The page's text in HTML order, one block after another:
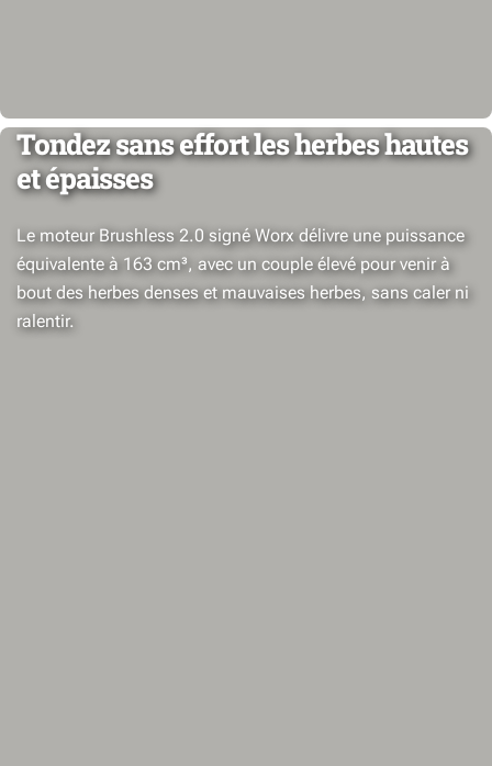
Tondez sans effort les herbes hautes
et épaisses
Le moteur Brushless 2.0 signé Worx délivre une puissance
équivalente à 163 cm³, avec un couple élevé pour venir à
bout des herbes denses et mauvaises herbes, sans caler ni
ralentir.